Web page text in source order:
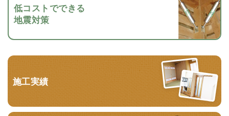
低コストでできる
地震対策
施工実績